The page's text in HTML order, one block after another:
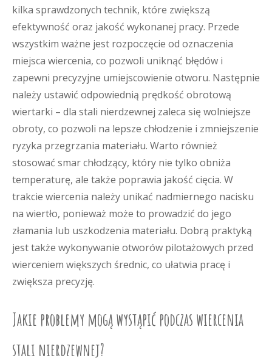
kilka sprawdzonych technik, które zwiększą
efektywność oraz jakość wykonanej pracy. Przede
wszystkim ważne jest rozpoczęcie od oznaczenia
miejsca wiercenia, co pozwoli uniknąć błędów i
zapewni precyzyjne umiejscowienie otworu. Następnie
należy ustawić odpowiednią prędkość obrotową
wiertarki – dla stali nierdzewnej zaleca się wolniejsze
obroty, co pozwoli na lepsze chłodzenie i zmniejszenie
ryzyka przegrzania materiału. Warto również
stosować smar chłodzący, który nie tylko obniża
temperaturę, ale także poprawia jakość cięcia. W
trakcie wiercenia należy unikać nadmiernego nacisku
na wiertło, ponieważ może to prowadzić do jego
złamania lub uszkodzenia materiału. Dobrą praktyką
jest także wykonywanie otworów pilotażowych przed
wierceniem większych średnic, co ułatwia pracę i
zwiększa precyzję.
Jakie problemy mogą wystąpić podczas wiercenia
stali nierdzewnej?